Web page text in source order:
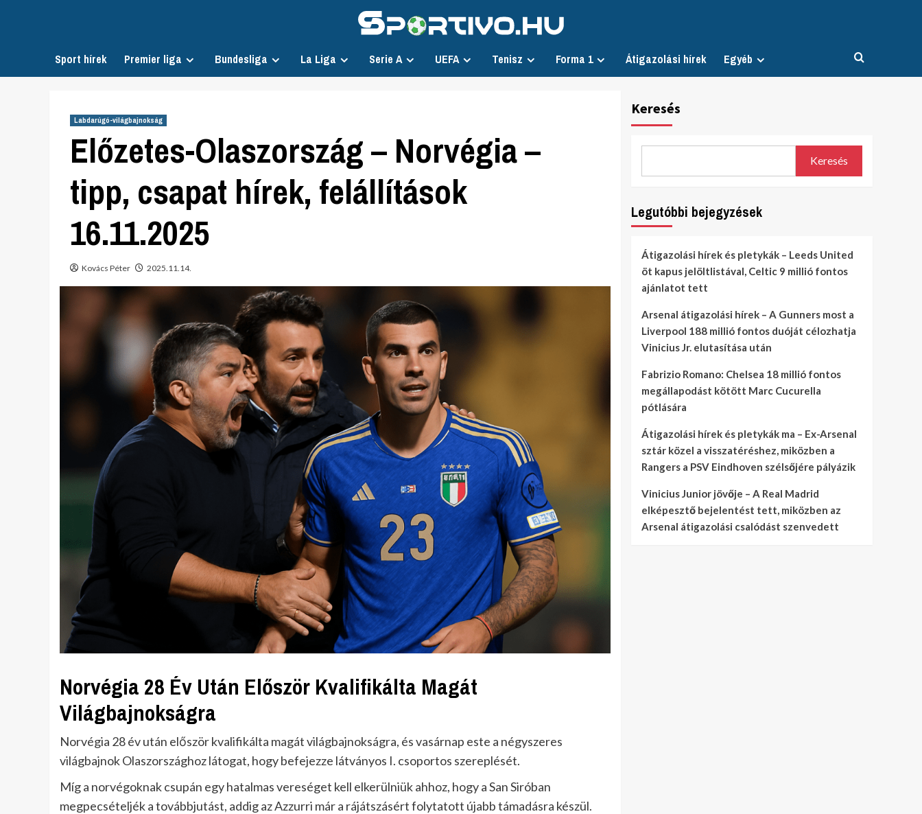
Sport hírek Premier liga Bundesliga La Liga Serie A UEFA Tenisz Forma 1 Átigazolási hírek Egyéb
Labdarúgó-világbajnokság
Előzetes-Olaszország – Norvégia –
tipp, csapat hírek, felállítások
16.11.2025
Kovács Péter 2025.11.14.
Norvégia 28 Év Után Először Kvalifikálta Magát
Világbajnokságra
Norvégia 28 év után először kvalifikálta magát világbajnokságra, és vasárnap este a négyszeres
világbajnok Olaszországhoz látogat, hogy befejezze látványos I. csoportos szereplését.
Míg a norvégoknak csupán egy hatalmas vereséget kell elkerülniük ahhoz, hogy a San Siróban
megpecsételjék a továbbjutást, addig az Azzurri már a rájátszásért folytatott újabb támadásra készül.
Keresés
Keresés
Legutóbbi bejegyzések
Átigazolási hírek és pletykák – Leeds United
öt kapus jelöltlistával, Celtic 9 millió fontos
ajánlatot tett
Arsenal átigazolási hírek – A Gunners most a
Liverpool 188 millió fontos duóját célozhatja
Vinicius Jr. elutasítása után
Fabrizio Romano: Chelsea 18 millió fontos
megállapodást kötött Marc Cucurella
pótlására
Átigazolási hírek és pletykák ma – Ex-Arsenal
sztár közel a visszatéréshez, miközben a
Rangers a PSV Eindhoven szélsőjére pályázik
Vinicius Junior jövője – A Real Madrid
elképesztő bejelentést tett, miközben az
Arsenal átigazolási csalódást szenvedett